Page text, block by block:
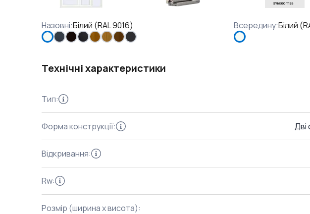
Назовні:Білий (RAL 9016) Всередину:Білий
Технічні характеристики
Тип:
Форма конструкції: Дві
Відкривання:
Rw:
Розмір (ширина x висота):